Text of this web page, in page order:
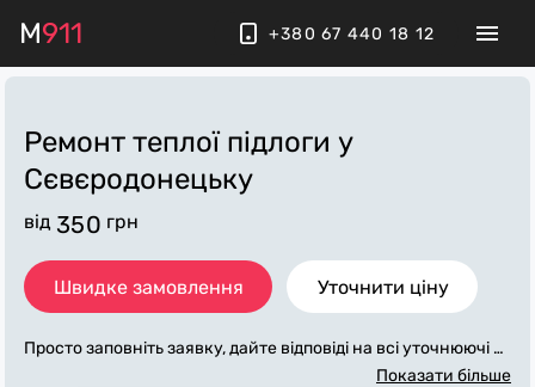
M911 +380 67 440 18 12
Ремонт теплої підлоги у
Сєвєродонецьку
від 350 грн
Швидке замовлення Уточнити ціну
Просто заповніть заявку, дайте відповіді на всі уточнюючі за
питання по «ремонт теплої підлоги». Ми зв'яжемося з вами
Показати більше